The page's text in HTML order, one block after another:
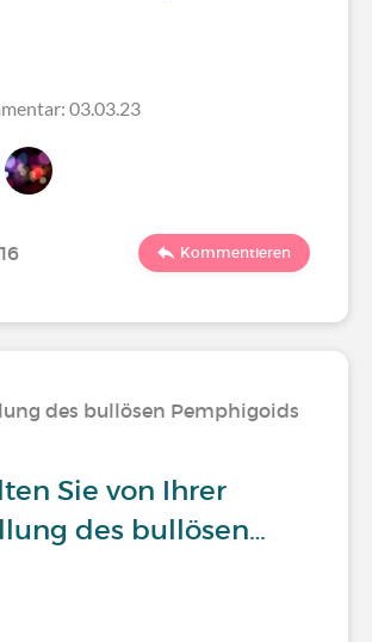
03.03.23
16 Kommentieren
des bullösen Pemphigoids
Sie von Ihrer
des bullösen…